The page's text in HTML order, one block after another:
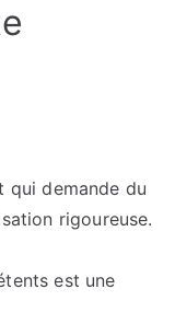
qui demande du
rigoureuse.
est une